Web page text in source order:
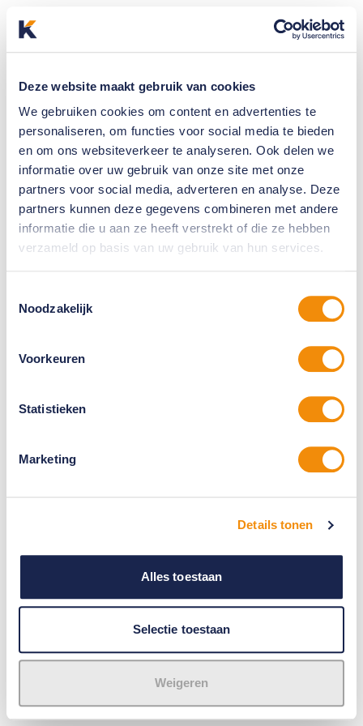
Deze website maakt gebruik van cookies
We gebruiken cookies om content en advertenties te
personaliseren, om functies voor social media te bieden
en om ons websiteverkeer te analyseren. Ook delen we
informatie over uw gebruik van onze site met onze
partners voor social media, adverteren en analyse. Deze
partners kunnen deze gegevens combineren met andere
informatie die u aan ze heeft verstrekt of die ze hebben
verzameld op basis van uw gebruik van hun services.
Noodzakelijk
Voorkeuren
Statistieken
Marketing
Details tonen
Alles toestaan
Selectie toestaan
Weigeren